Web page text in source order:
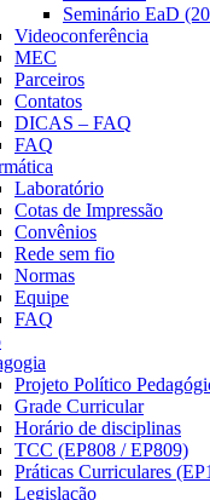
Seminário EaD
Videoconferência
MEC
Parceiros
Contatos
DICAS – FAQ
FAQ
Laboratório
Cotas de Impressão
Convênios
Rede sem fio
Normas
Equipe
FAQ
Projeto Político
Grade Curricular
Horário de disciplinas
TCC (EP808 / EP809)
Práticas Curriculares
Legislação